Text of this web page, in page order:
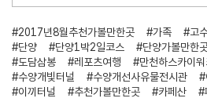
#2017년8월추천가볼만한곳 #가족 #고
#단양
#단양1박2일코스 #단양가볼만한
#도담삼봉
#레포츠여행 #만천하스카이
#수양개빛터널
#수양개선사유물전시관 #
#이끼터널
#추천가볼만한곳 #카페산 #